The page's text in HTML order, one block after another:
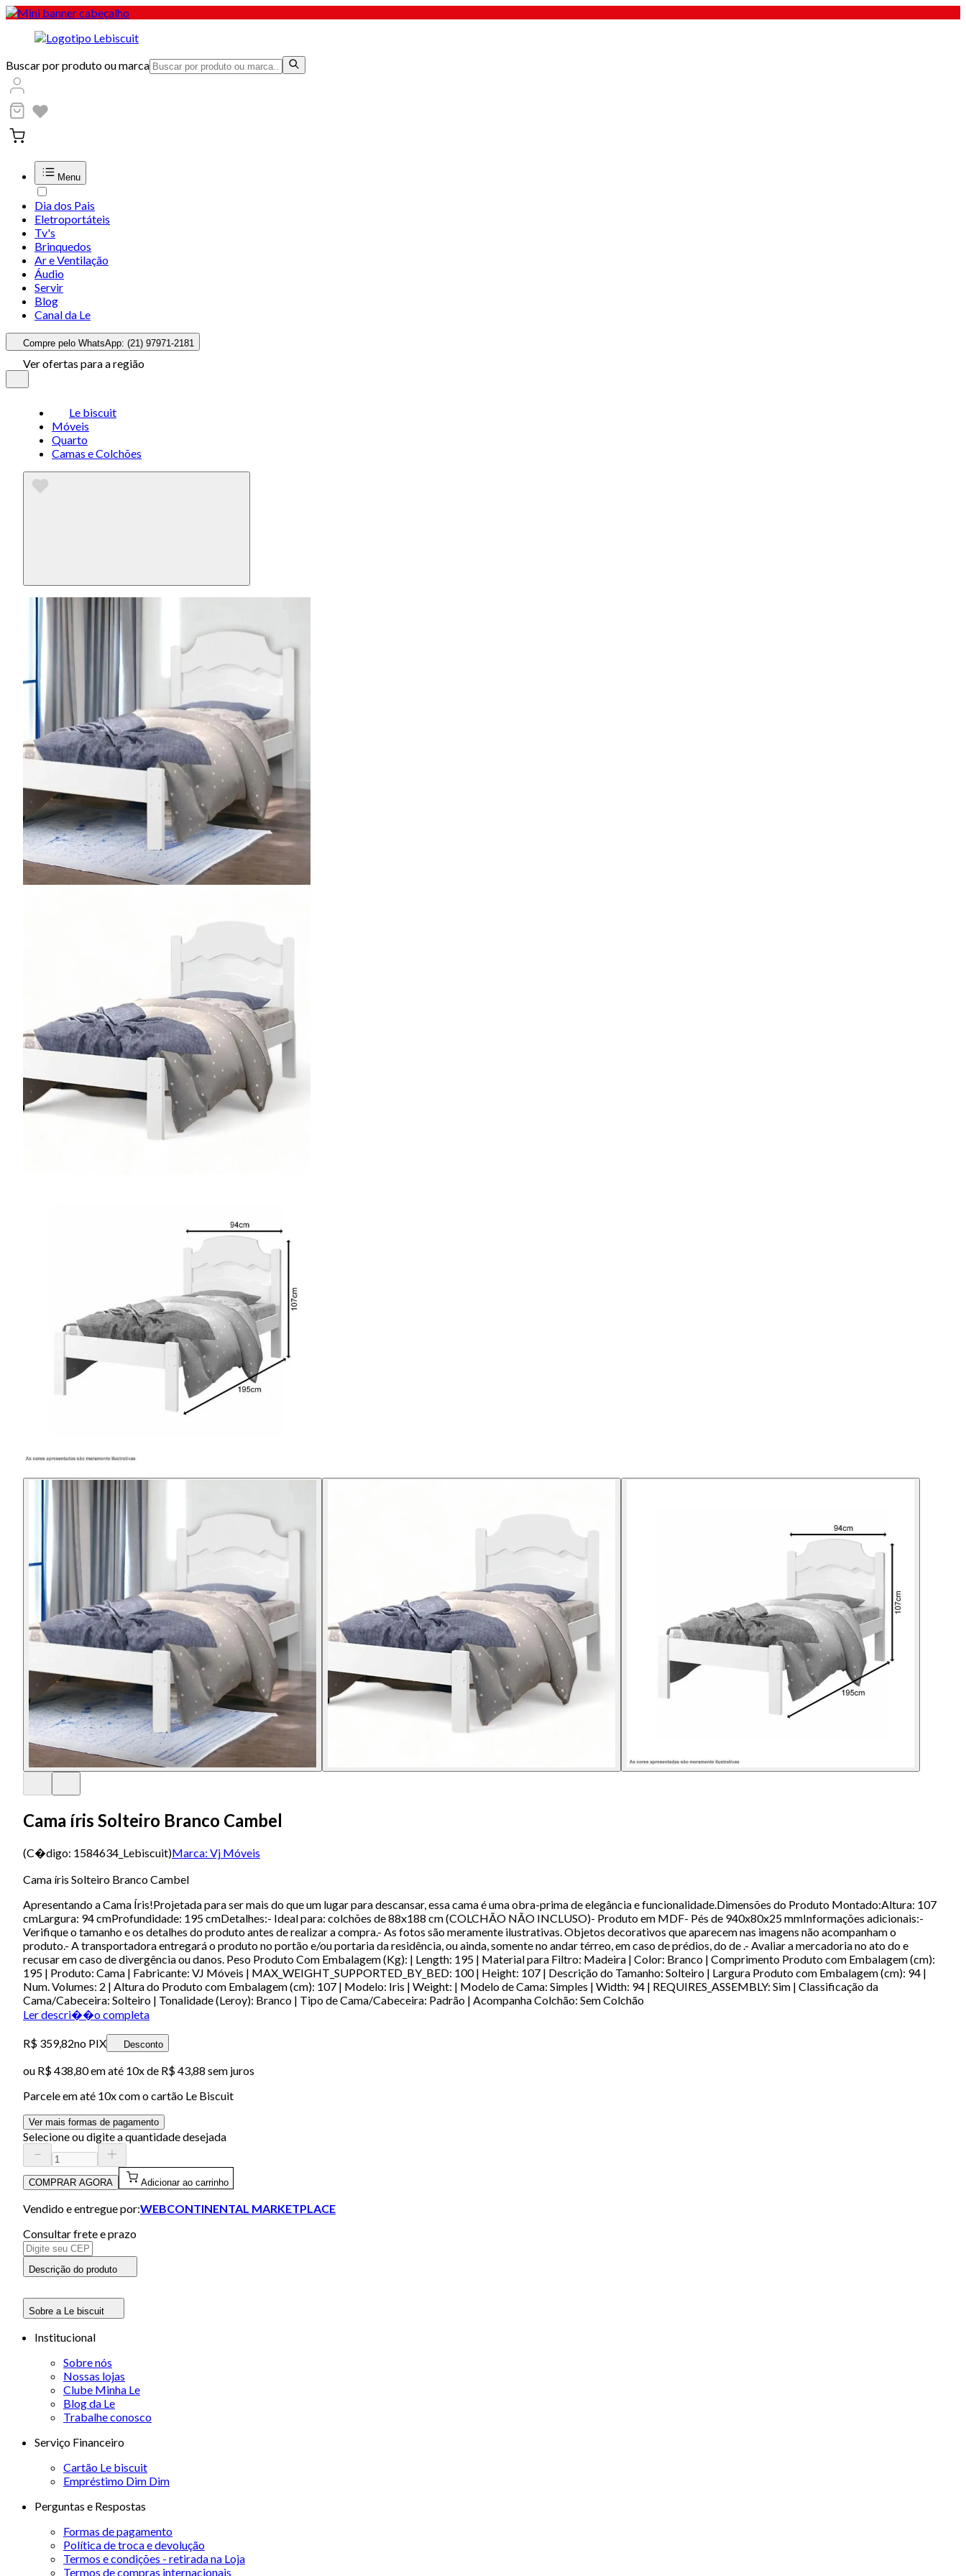
Buscar por produto ou marca
Menu
Dia dos Pais
Eletroportáteis
Tv's
Brinquedos
Ar e Ventilação
Áudio
Servir
Blog
Canal da Le
Compre pelo WhatsApp: (21) 97971-2181
Ver ofertas para a região
Le biscuit
Móveis
Quarto
Camas e Colchões
Cama íris Solteiro Branco Cambel
(C�digo: 1584634_Lebiscuit)Marca: Vj Móveis
Cama íris Solteiro Branco Cambel
Apresentando a Cama Íris!Projetada para ser mais do que um lugar para descansar, essa cama é uma obra-prima de elegância e funcionalidade.Dimensões do Produto Montado:Altura: 107
cmLargura: 94 cmProfundidade: 195 cmDetalhes:- Ideal para: colchões de 88x188 cm (COLCHÃO NÃO INCLUSO)- Produto em MDF- Pés de 940x80x25 mmInformações adicionais:-
Verifique o tamanho e os detalhes do produto antes de realizar a compra.- As fotos são meramente ilustrativas. Objetos decorativos que aparecem nas imagens não acompanham o
produto.- A transportadora entregará o produto no portão e/ou portaria da residência, ou ainda, somente no andar térreo, em caso de prédios, do de .- Avaliar a mercadoria no ato do e
recusar em caso de divergência ou danos. Peso Produto Com Embalagem (Kg): | Length: 195 | Material para Filtro: Madeira | Color: Branco | Comprimento Produto com Embalagem (cm):
195 | Produto: Cama | Fabricante: VJ Móveis | MAX_WEIGHT_SUPPORTED_BY_BED: 100 | Height: 107 | Descrição do Tamanho: Solteiro | Largura Produto com Embalagem (cm): 94 |
Num. Volumes: 2 | Altura do Produto com Embalagem (cm): 107 | Modelo: Iris | Weight: | Modelo de Cama: Simples | Width: 94 | REQUIRES_ASSEMBLY: Sim | Classificação da
Cama/Cabeceira: Solteiro | Tonalidade (Leroy): Branco | Tipo de Cama/Cabeceira: Padrão | Acompanha Colchão: Sem Colchão
Ler descri��o completa
R$ 359,82no PIX Desconto
ou R$ 438,80em até 10x de R$ 43,88 sem juros
Parcele em até 10x com o cartão Le Biscuit
Ver mais formas de pagamento
Selecione ou digite a quantidade desejada
COMPRAR AGORA Adicionar ao carrinho
Vendido e entregue por:WEBCONTINENTAL MARKETPLACE
Consultar frete e prazo
Descrição do produto
Sobre a Le biscuit
Institucional
Sobre nós
Nossas lojas
Clube Minha Le
Blog da Le
Trabalhe conosco
Serviço Financeiro
Cartão Le biscuit
Empréstimo Dim Dim
Perguntas e Respostas
Formas de pagamento
Política de troca e devolução
Termos e condições - retirada na Loja
Termos de compras internacionais